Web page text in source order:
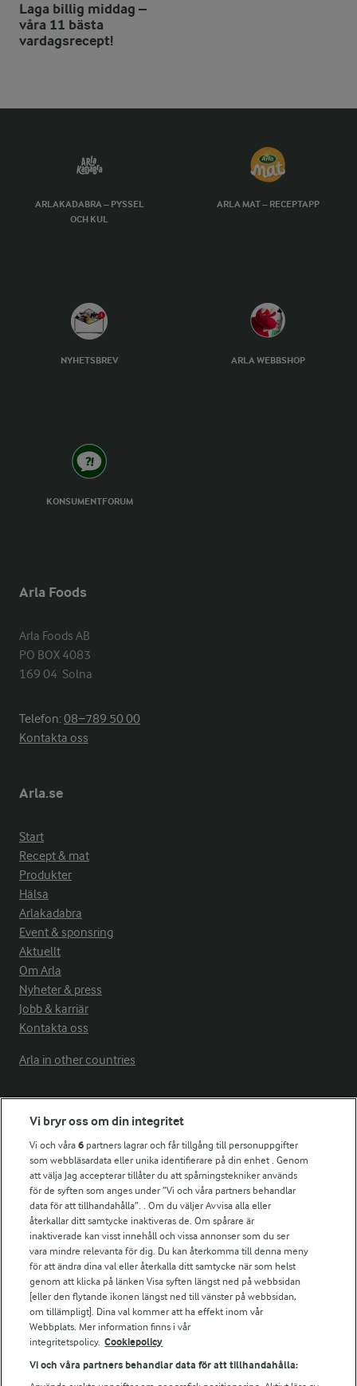
Laga billig middag –
våra 11 bästa
vardagsrecept!
ARLAKADABRA – PYSSEL
OCH KUL
ARLA MAT – RECEPTAPP
NYHETSBREV ARLA WEBBSHOP
KONSUMENTFORUM
Arla Foods
Arla Foods AB
PO BOX 4083
169 04  Solna
Telefon:08−789 50 00
Kontakta oss
Arla.se
Start
Recept & mat
Produkter
Hälsa
Arlakadabra
Event & sponsring
Aktuellt
Om Arla
Nyheter & press
Jobb & karriär
Kontakta oss
Arla in other countries
Fler Arlasajter
För ägare
Arlas kundportal
Arla.com
Falbygdens Ost
Arla webbshop
Bildbank
Följ oss
Vi bryr oss om din integritet
Vi och våra6 partners lagrar och får tillgång till personuppgifter
som webbläsardata eller unika identifierare på din enhet . Genom
att välja Jag accepterar tillåter du att spårningstekniker används
för de syften som anges under ”Vi och våra partners behandlar
data för att tillhandahålla”. . Om du väljer Avvisa alla eller
återkallar ditt samtycke inaktiveras de. Om spårare är
inaktiverade kan visst innehåll och vissa annonser som du ser
vara mindre relevanta för dig. Du kan återkomma till denna meny
för att ändra dina val eller återkalla ditt samtycke när som helst
genom att klicka på länken Visa syften längst ned på webbsidan
[eller den flytande ikonen längst ned till vänster på webbsidan,
om tillämpligt]. Dina val kommer att ha effekt inom vår
Webbplats. Mer information finns i vår
integritetspolicy. Cookiepolicy
Vi och våra partners behandlar data för att tillhandahålla: